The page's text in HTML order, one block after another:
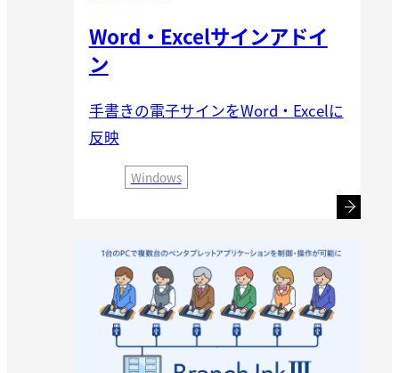
Word・Excelサインアドイ
ン
手書きの電子サインをWord・Excelに
反映
Windows